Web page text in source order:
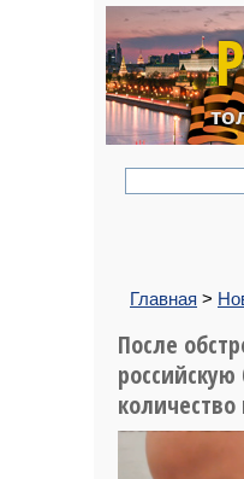
Главная >
После